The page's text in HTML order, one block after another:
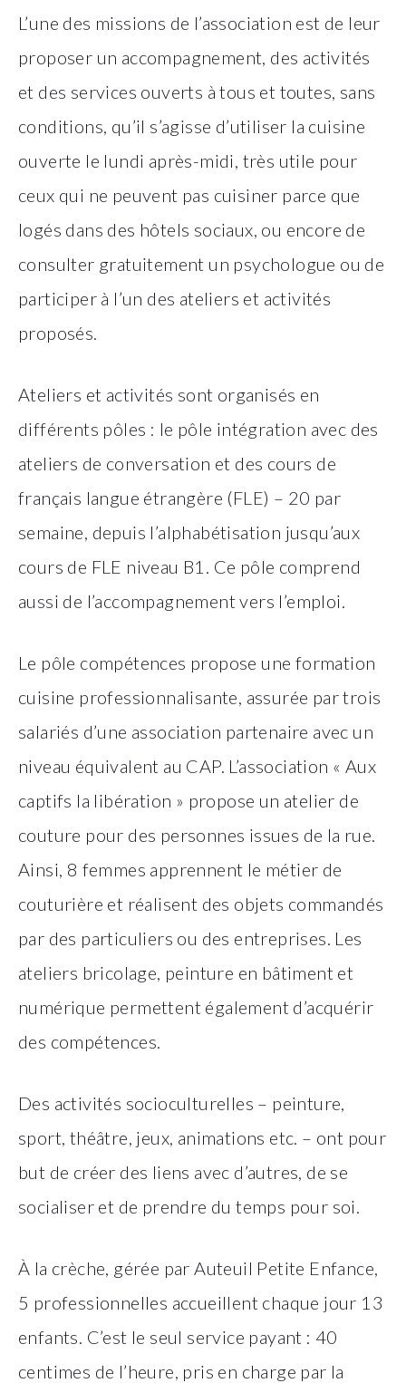
L’une des missions de l’association est de leur
proposer un accompagnement, des activités
et des services ouverts à tous et toutes, sans
conditions, qu’il s’agisse d’utiliser la cuisine
ouverte le lundi après-midi, très utile pour
ceux qui ne peuvent pas cuisiner parce que
logés dans des hôtels sociaux, ou encore de
consulter gratuitement un psychologue ou de
participer à l’un des ateliers et activités
proposés.
Ateliers et activités sont organisés en
différents pôles : le pôle intégration avec des
ateliers de conversation et des cours de
français langue étrangère (FLE) – 20 par
semaine, depuis l’alphabétisation jusqu’aux
cours de FLE niveau B1. Ce pôle comprend
aussi de l’accompagnement vers l’emploi.
Le pôle compétences propose une formation
cuisine professionnalisante, assurée par trois
salariés d’une association partenaire avec un
niveau équivalent au CAP. L’association « Aux
captifs la libération » propose un atelier de
couture pour des personnes issues de la rue.
Ainsi, 8 femmes apprennent le métier de
couturière et réalisent des objets commandés
par des particuliers ou des entreprises. Les
ateliers bricolage, peinture en bâtiment et
numérique permettent également d’acquérir
des compétences.
Des activités socioculturelles – peinture,
sport, théâtre, jeux, animations etc. – ont pour
but de créer des liens avec d’autres, de se
socialiser et de prendre du temps pour soi.
À la crèche, gérée par Auteuil Petite Enfance,
5 professionnelles accueillent chaque jour 13
enfants. C’est le seul service payant : 40
centimes de l’heure, pris en charge par la